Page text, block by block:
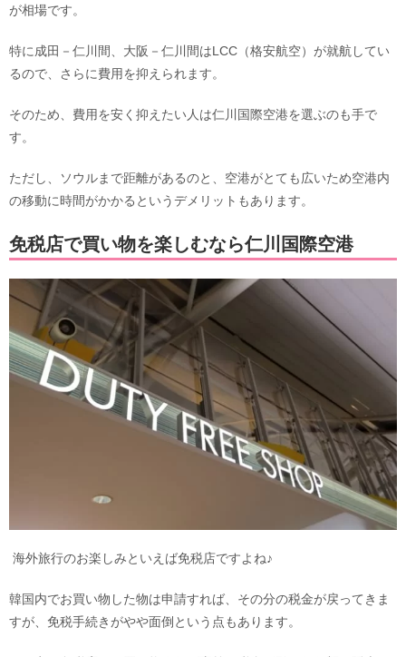
が相場です。
特に成田－仁川間、大阪－仁川間はLCC（格安航空）が就航してい
るので、さらに費用を抑えられます。
そのため、費用を安く抑えたい人は仁川国際空港を選ぶのも手で
す。
ただし、ソウルまで距離があるのと、空港がとても広いため空港内
の移動に時間がかかるというデメリットもあります。
免税店で買い物を楽しむなら仁川国際空港
海外旅行のお楽しみといえば免税店ですよね♪
韓国内でお買い物した物は申請すれば、その分の税金が戻ってきま
すが、免税手続きがやや面倒という点もあります。